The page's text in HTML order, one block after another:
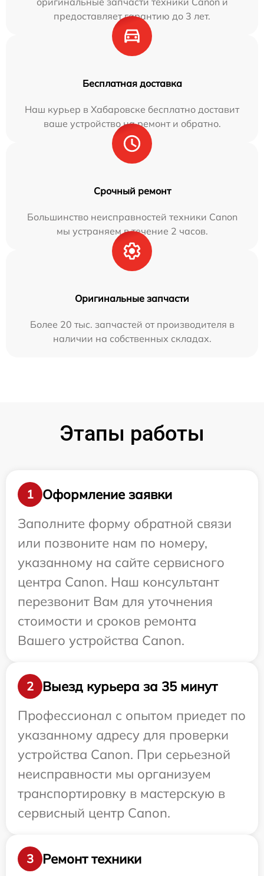
предоставляет гарантию до 3 лет.
Бесплатная доставка
Наш курьер в Хабаровске бесплатно доставит
ваше устройство на ремонт и обратно.
Срочный ремонт
Большинство неисправностей техники Canon
мы устраняем в течение 2 часов.
Оригинальные запчасти
Более 20 тыс. запчастей от производителя в
наличии на собственных складах.
Этапы работы
1
Оформление заявки
Заполните форму обратной связи
или позвоните нам по номеру,
указанному на сайте сервисного
центра Canon. Наш консультант
перезвонит Вам для уточнения
стоимости и сроков ремонта
Вашего устройства Canon.
2
Выезд курьера за 35 минут
Профессионал с опытом приедет по
указанному адресу для проверки
устройства Canon. При серьезной
неисправности мы организуем
транспортировку в мастерскую в
сервисный центр Canon.
3 Ремонт техники